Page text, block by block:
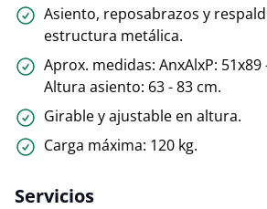
Asiento, reposabrazos y
estructura metálica.
Aprox. medidas: AnxAlxP: 51x89
Altura asiento: 63 - 83 cm.
Girable y ajustable en altura.
Carga máxima: 120 kg.
Servicios